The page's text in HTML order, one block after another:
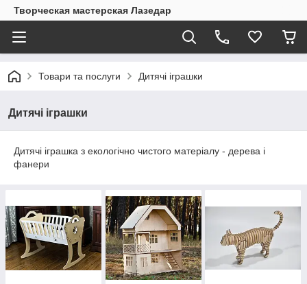
Творческая мастерская Лазедар
Товари та послуги Дитячі іграшки
Дитячі іграшки
Дитячі іграшка з екологічно чистого матеріалу - дерева і
фанери